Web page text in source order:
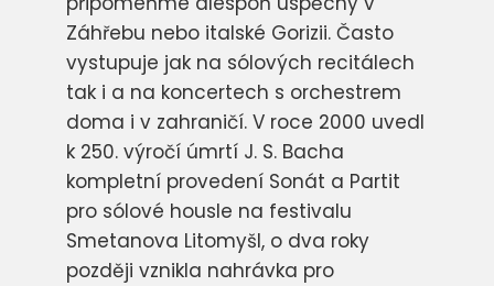
Záhřebu nebo italské Gorizii. Často
vystupuje jak na sólových recitálech
tak i a na koncertech s orchestrem
doma i v zahraničí. V roce 2000 uvedl
k 250. výročí úmrtí J. S. Bacha
kompletní provedení Sonát a Partit
pro sólové housle na festivalu
Smetanova Litomyšl, o dva roky
později vznikla nahrávka pro